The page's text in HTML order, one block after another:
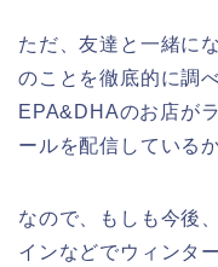
ただ、友達と一緒に
のことを徹底的に調
EPA&DHAのお店が
ールを配信している
なので、もしも今後
インなどでウィンタ